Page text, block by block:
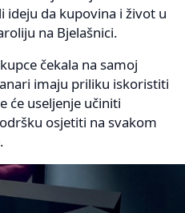
da kupovina i život u
na Bjelašnici.
čekala na samoj
imaju priliku iskoristiti
će useljenje učiniti
osjetiti na svakom